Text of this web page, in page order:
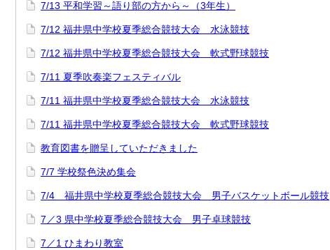
7/13 平和学習～語り部の方から～（3年生）
7/12 福井県中学校夏季総合競技大会 水泳競技
7/12 福井県中学校夏季総合競技大会 軟式野球競技
7/11 夏季吹奏楽フェスティバル
7/11 福井県中学校夏季総合競技大会 水泳競技
7/11 福井県中学校夏季総合競技大会 軟式野球競技
教育図書を贈呈していただきました
7/7 学校祭色決め集会
7/4 福井県中学校夏季総合競技大会 男子バスケットボール競技
7／3 県中学校夏季総合競技大会 男子卓球競技
7／1 ひまわり教室